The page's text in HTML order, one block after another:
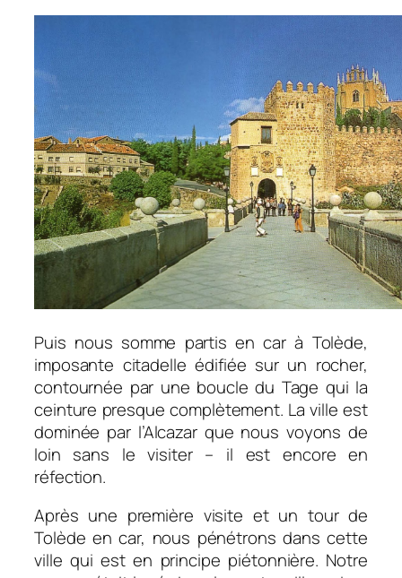
Puis nous somme partis en car à Tolède,
imposante citadelle édifiée sur un rocher,
contournée par une boucle du Tage qui la
ceinture presque complètement. La ville est
dominée par l’Alcazar que nous voyons de
loin sans le visiter – il est encore en
réfection.
Après une première visite et un tour de
Tolède en car, nous pénétrons dans cette
ville qui est en principe piétonnière. Notre